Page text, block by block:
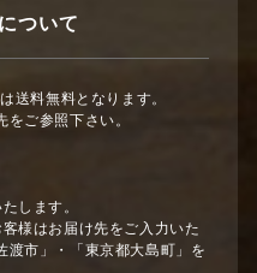
ついて
送料無料となります。
ご参照下さい。
します。
様はお届け先をご入力いた
渡市」・「東京都大島町」を